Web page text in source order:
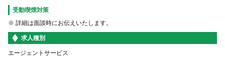
受動喫煙対策
※ 詳細は面談時にお伝えいたします。
求人種別
エージェントサービス